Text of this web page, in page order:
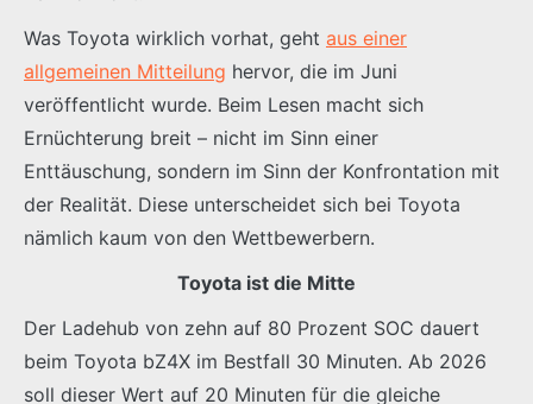
Was Toyota wirklich vorhat, geht aus einer
allgemeinen Mitteilung hervor, die im Juni
veröffentlicht wurde. Beim Lesen macht sich
Ernüchterung breit – nicht im Sinn einer
Enttäuschung, sondern im Sinn der Konfrontation mit
der Realität. Diese unterscheidet sich bei Toyota
nämlich kaum von den Wettbewerbern.
Toyota ist die Mitte
Der Ladehub von zehn auf 80 Prozent SOC dauert
beim Toyota bZ4X im Bestfall 30 Minuten. Ab 2026
soll dieser Wert auf 20 Minuten für die gleiche